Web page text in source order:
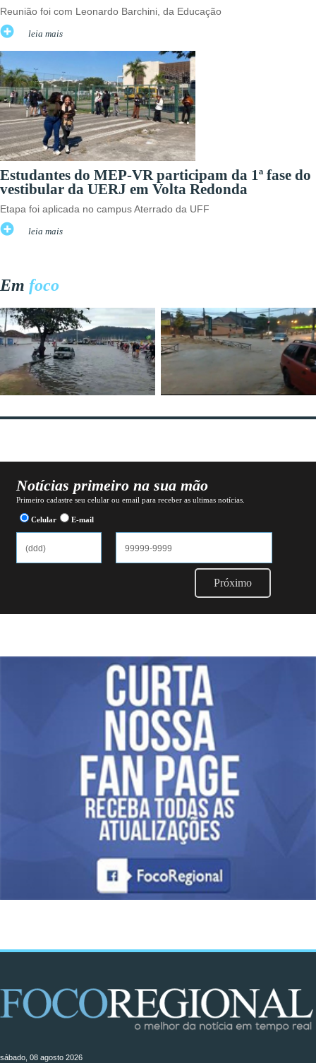
Reunião foi com Leonardo Barchini, da Educação
leia mais
Estudantes do MEP-VR participam da 1ª fase do
vestibular da UERJ em Volta Redonda
Etapa foi aplicada no campus Aterrado da UFF
leia mais
Em foco
Notícias primeiro na sua mão
Primeiro cadastre seu celular ou email para receber as ultimas notícias.
Celular E-mail
Próximo
sábado, 08 agosto 2026